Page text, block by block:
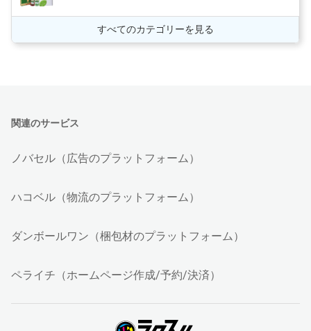
すべてのカテゴリーを見る
関連のサービス
ノバセル（広告のプラットフォーム）
ハコベル（物流のプラットフォーム）
ダンボールワン（梱包材のプラットフォーム）
ペライチ（ホームページ作成/予約/決済）